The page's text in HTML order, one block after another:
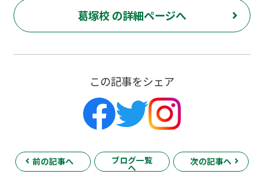
葛塚校 の詳細ページへ
この記事をシェア
前の記事へ ブログ一覧
へ
次の記事へ